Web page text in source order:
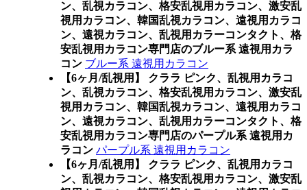
ン、乱視カラコン、格安乱視用カラコン、激安乱
視用カラコン、韓国乱視カラコン、遠視用カラコ
ン、遠視カラコン、乱視用カラーコンタクト、格
安乱視用カラコン専門店のブルー系 遠視用カラ
コン ブルー系 遠視用カラコン
【6ヶ月/乱視用】 クララ ピンク、乱視用カラコ
ン、乱視カラコン、格安乱視用カラコン、激安乱
視用カラコン、韓国乱視カラコン、遠視用カラコ
ン、遠視カラコン、乱視用カラーコンタクト、格
安乱視用カラコン専門店のパープル系 遠視用カ
ラコン パープル系 遠視用カラコン
【6ヶ月/乱視用】 クララ ピンク、乱視用カラコ
ン、乱視カラコン、格安乱視用カラコン、激安乱